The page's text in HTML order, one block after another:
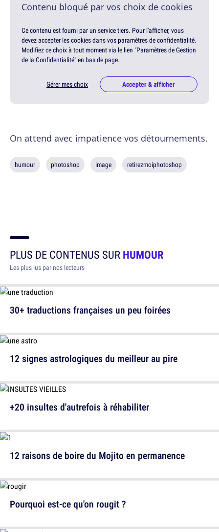
Contenu bloqué par vos choix de cookies
Ce contenu est fourni par un service tiers. Pour l'afficher, vous
devez accepter les cookies dans vos paramètres de confidentialité.
Modifiez ce choix à tout moment via le lien "Paramètres de Gestion
de la Confidentialité" en bas de page.
Gérer mes choix Accepter & afficher
On attend avec impatience vos détournements.
humour photoshop image retirezmoiphotoshop
PLUS DE CONTENUS SURHUMOUR
Les plus lus par nos lecteurs
30+ traductions françaises un peu foirées
+20 insultes d'autrefois à réhabiliter
Pourquoi est-ce qu'on rougit ?
12 signes astrologiques du meilleur au pire
12 raisons de boire du Mojito en permanence